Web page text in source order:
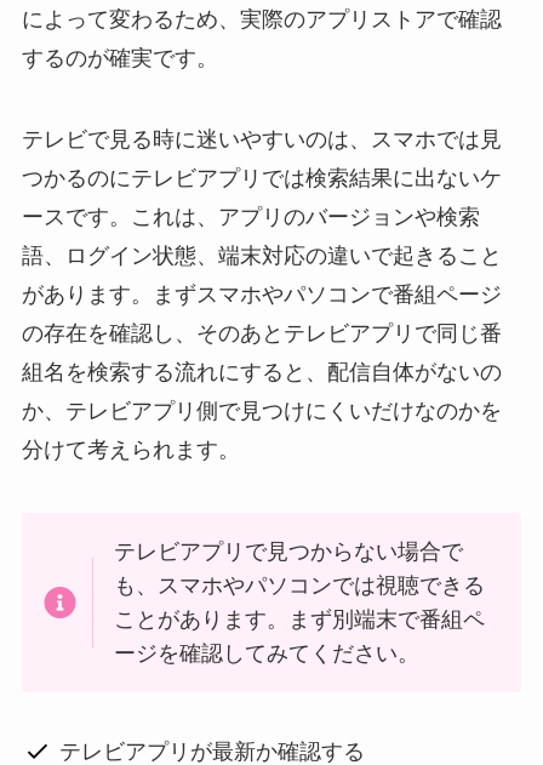
によって変わるため、実際のアプリストアで確認
するのが確実です。
テレビで見る時に迷いやすいのは、スマホでは見
つかるのにテレビアプリでは検索結果に出ないケ
ースです。これは、アプリのバージョンや検索
語、ログイン状態、端末対応の違いで起きること
があります。まずスマホやパソコンで番組ページ
の存在を確認し、そのあとテレビアプリで同じ番
組名を検索する流れにすると、配信自体がないの
か、テレビアプリ側で見つけにくいだけなのかを
分けて考えられます。
テレビアプリで見つからない場合で
も、スマホやパソコンでは視聴できる
ことがあります。まず別端末で番組ペ
ージを確認してみてください。
テレビアプリが最新か確認する